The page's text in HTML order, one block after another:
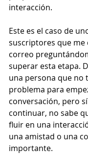
interacción.
Este es el caso de
suscriptores que me
correo
superar esta etapa.
una persona que no
problema para
conversación, pero
continuar, no sabe
fluir en una
una amistad o una
importante.